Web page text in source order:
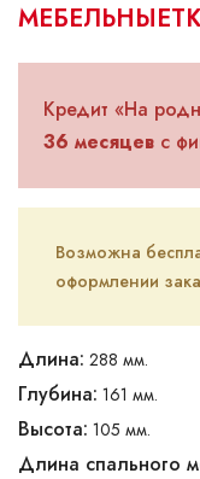
Кредит «На
36 месяцев с
Возможна
оформлении
Длина: 288 мм.
Глубина: 161 мм.
Высота: 105 мм.
Длина спального